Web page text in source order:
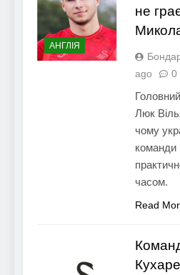
АНГЛІЯ
не
ago
0
Люк
чому
команди
часом.
Read